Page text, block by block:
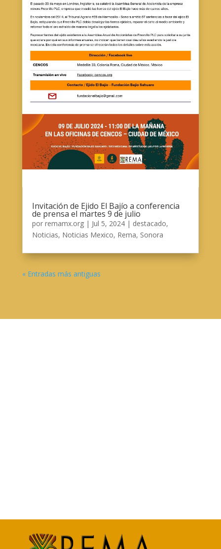
Invitación de Ejido El Bajío a conferencia
de prensa el martes 9 de julio
por remamx.org| Jul 5, 2024| destacado,
Noticias, Noticias Mexico, Rema, Sonora
« Entradas más antiguas